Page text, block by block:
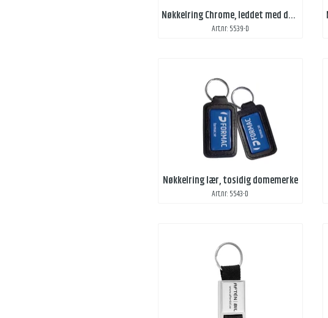
Nøkkelring Chrome, leddet med domemerke
Art.nr: 5539-D
Nøkkelring lær, tosidig domemerke
Art.nr: 5543-D